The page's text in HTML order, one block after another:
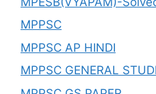
MPPSC
MPPSC AP HINDI
MPPSC GENERAL